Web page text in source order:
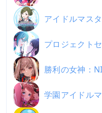
アイドルマス
プロジェクト
勝利の女神：
学園アイドル